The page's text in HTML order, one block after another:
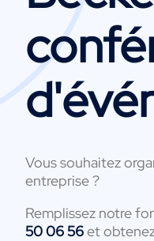
Vous souhaitez
entreprise ?
Remplissez notre
50 06 56et